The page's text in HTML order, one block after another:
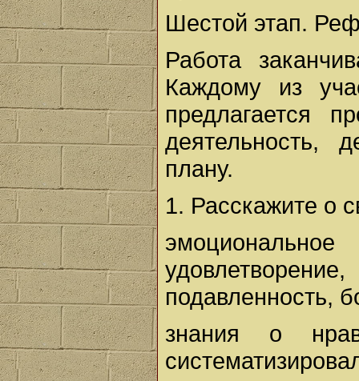
Шестой этап.
Работа
Каждому из
предлагается
деятельность,
плану.
1. Расскажите о
подавленность,
знания о